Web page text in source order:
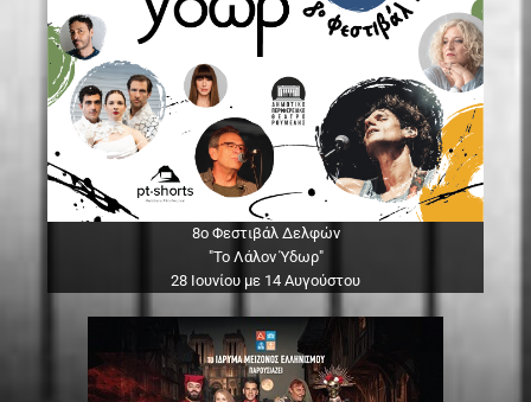
8ο Φεστιβάλ Δελφών
"Το Λάλον Ύδωρ"
28 Ιουνίου με 14 Αυγούστου